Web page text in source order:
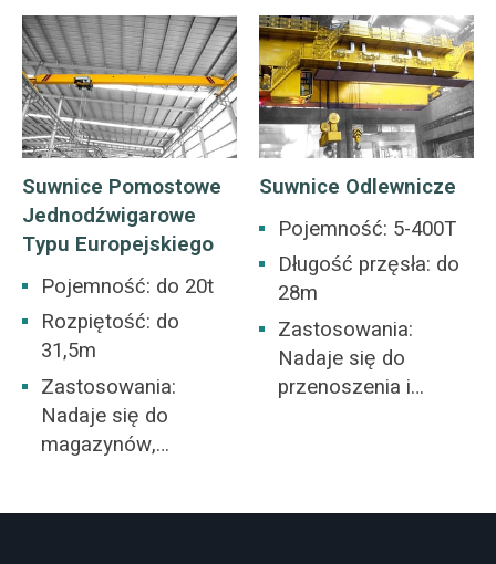
metalurgicznego,
magazynu, składu,
elektrowni, warsztatu
przemysłu lekkiego i
tekstylnego,
warsztatu przemysłu
spożywczego.
betonowym,
magazynach,
fabrykach, portach i
budowie statków itp.
Suwnica pomostowa
jest wspólną cechą
wielu przemysłowych
miejsc pracy
obsługujących różne
zastosowania
związane z
podnoszeniem.
Suwnice Pomostowe
Jednodźwigarowe
Typu Europejskiego
Pojemność: do 20t
Rozpiętość: do
31,5m
Zastosowania:
Nadaje się do
magazynów,
Suwnice Odlewnicze
Pojemność: 5-400T
Długość przęsła: do
28m
Zastosowania:
Nadaje się do
przenoszenia i